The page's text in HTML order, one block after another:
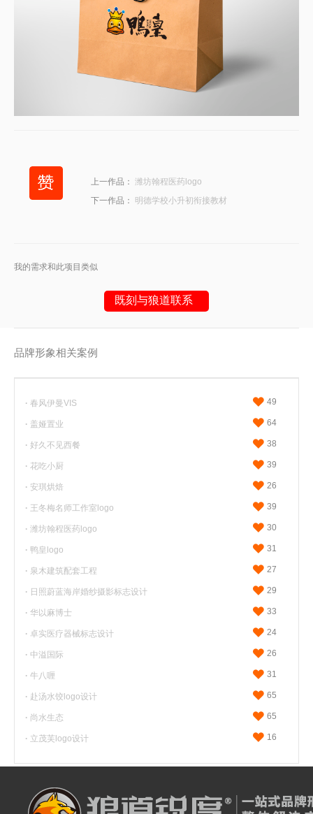
上一作品： 潍坊翰程医药logo
下一作品： 明德学校小升初衔接教材
我的需求和此项目类似
既刻与狼道联系
或请拨打18053617900
品牌形象相关案例
· 春风伊曼VIS 49
· 盖娅置业 64
· 好久不见西餐 38
· 花吃小厨 39
· 安琪烘焙 26
· 王冬梅名师工作室logo 39
· 潍坊翰程医药logo 30
· 鸭皇logo 31
· 泉木建筑配套工程 27
· 日照蔚蓝海岸婚纱摄影标志设计 29
· 华以麻博士 33
· 卓实医疗器械标志设计 24
· 中溢国际 26
· 牛八喱 31
· 赴汤水饺logo设计 65
· 尚水生态 65
· 立茂芙logo设计 16